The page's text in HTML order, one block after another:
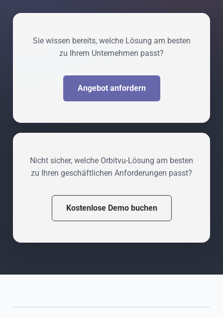
Sie wissen bereits, welche Lösung am besten
zu Ihrem Unternehmen passt?
Angebot anfordern
Nicht sicher, welche Orbitvu-Lösung am besten
zu Ihren geschäftlichen Anforderungen passt?
Kostenlose Demo buchen